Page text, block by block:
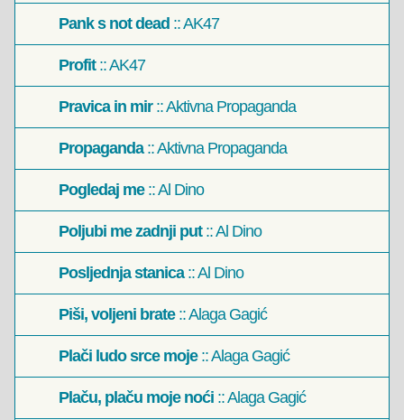
Pank s not dead :: AK47
Profit:: AK47
Pravica in mir:: Aktivna Propaganda
Propaganda:: Aktivna Propaganda
Pogledaj me:: Al Dino
Poljubi me zadnji put:: Al Dino
Posljednja stanica:: Al Dino
Piši, voljeni brate:: Alaga Gagić
Plači ludo srce moje:: Alaga Gagić
Plaču, plaču moje noći :: Alaga Gagić